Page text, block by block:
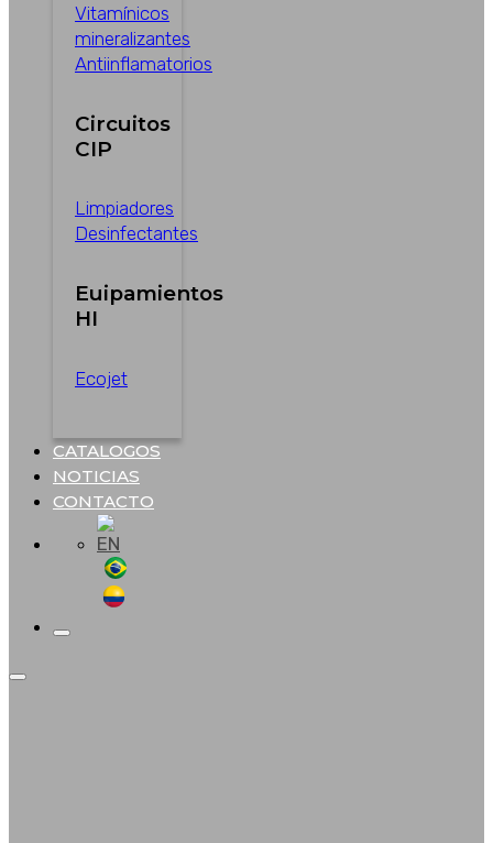
Vitamínicos
mineralizantes
Antiinflamatorios
Circuitos
CIP
Limpiadores
Desinfectantes
Euipamientos
HI
Ecojet
CATALOGOS
NOTICIAS
CONTACTO